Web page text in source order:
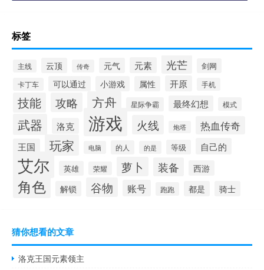
标签
主线 云顶 传奇 元气 元素 光芒 剑网
卡丁车 可以通过 小游戏 属性 开原 手机
技能 攻略 方舟 星际争霸 最终幻想 模式
武器 洛克 游戏 火线 炮塔 热血传奇
王国 玩家 电脑 的人 的是 等级 自己的
艾尔 英雄 荣耀 萝卜 装备 西游
角色 解锁 谷物 账号 跑跑 都是 骑士
猜你想看的文章
洛克王国元素领主